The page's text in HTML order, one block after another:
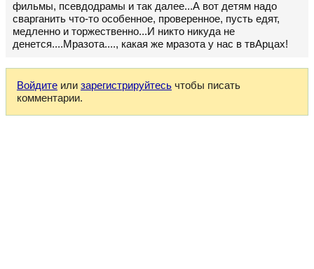
фильмы, псевдодрамы и так далее...А вот детям надо
сварганить что-то особенное, проверенное, пусть едят,
медленно и торжественно...И никто никуда не
денется....Мразота...., какая же мразота у нас в твАрцах!
Войдите или зарегистрируйтесь чтобы писать
комментарии.